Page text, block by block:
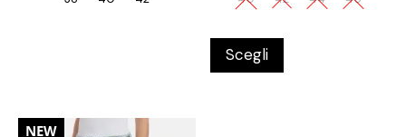
Scegli
30%
NEW